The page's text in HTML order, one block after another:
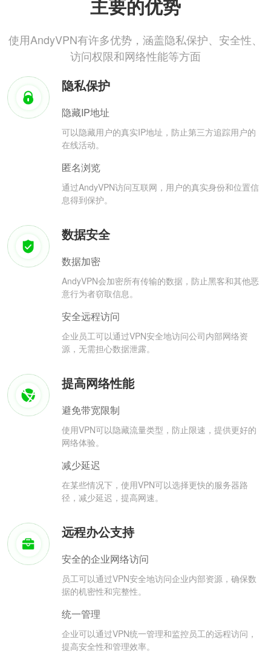
主要的优势
使用AndyVPN有许多优势，涵盖隐私保护、安全性、
访问权限和网络性能等方面
隐私保护
隐藏IP地址
可以隐藏用户的真实IP地址，防止第三方追踪用户的
在线活动。
匿名浏览
通过AndyVPN访问互联网，用户的真实身份和位置信
息得到保护。
数据安全
数据加密
AndyVPN会加密所有传输的数据，防止黑客和其他恶
意行为者窃取信息。
安全远程访问
企业员工可以通过VPN安全地访问公司内部网络资
源，无需担心数据泄露。
提高网络性能
避免带宽限制
使用VPN可以隐藏流量类型，防止限速，提供更好的
网络体验。
减少延迟
在某些情况下，使用VPN可以选择更快的服务器路
径，减少延迟，提高网速。
远程办公支持
安全的企业网络访问
员工可以通过VPN安全地访问企业内部资源，确保数
据的机密性和完整性。
统一管理
企业可以通过VPN统一管理和监控员工的远程访问，
提高安全性和管理效率。